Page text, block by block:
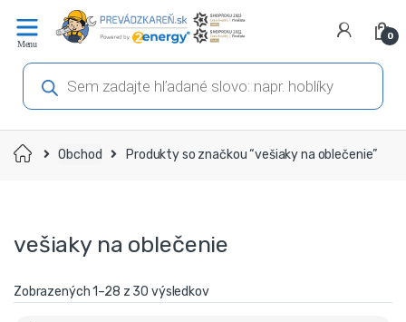
navigáciu
obsah
0
Products
search
Domov Obchod Produkty so značkou “vešiaky na oblečenie”
vešiaky na oblečenie
Zobrazených 1–30 z 30 výsledkov